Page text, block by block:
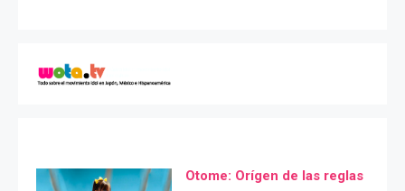
Otome: Orígen de las reglas